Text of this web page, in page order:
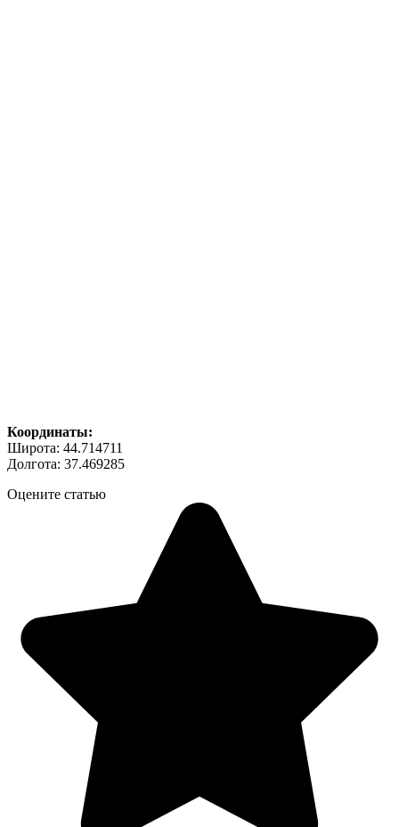
Координаты:
Широта: 44.714711
Долгота: 37.469285
Оцените статью